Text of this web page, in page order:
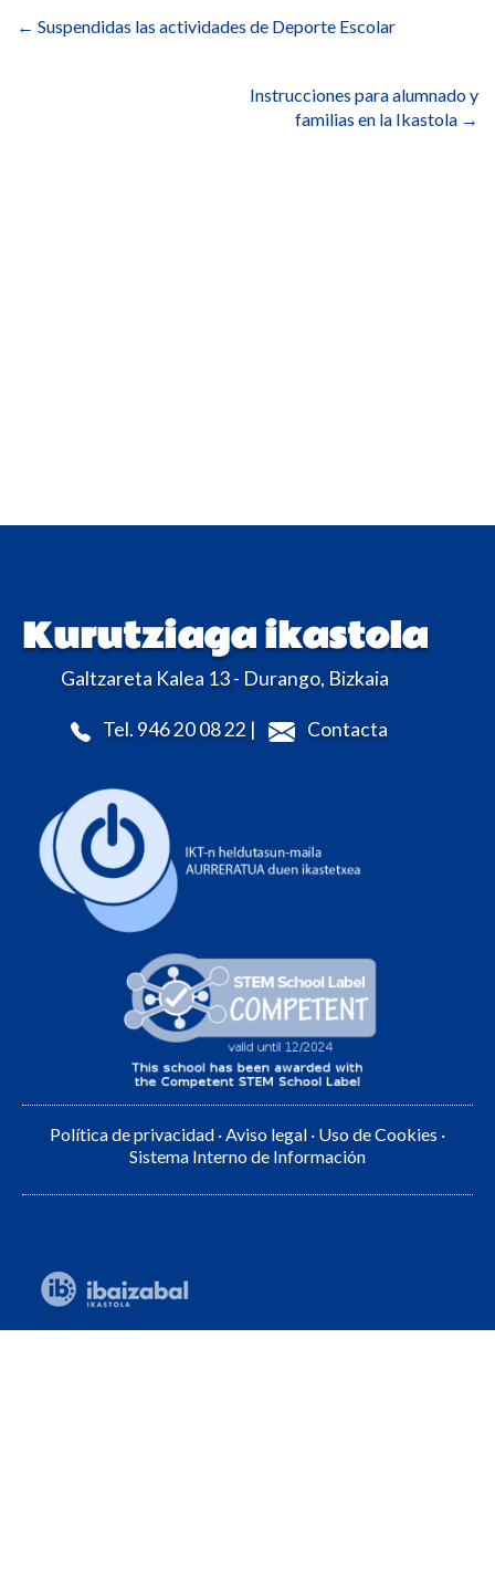
de
← Suspendidas las actividades de Deporte Escolar
Instrucciones para alumnado y
familias en la Ikastola →
Kurutziaga ikastola
Galtzareta Kalea 13 - Durango, Bizkaia
Tel. 946 20 08 22 | Contacta
Política de privacidad ·Aviso legal · Uso de Cookies ·
Sistema Interno de Información